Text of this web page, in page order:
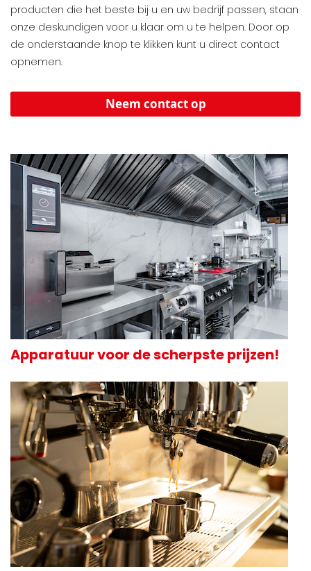
producten die het beste bij u en uw bedrijf passen, staan
onze deskundigen voor u klaar om u te helpen. Door op
de onderstaande knop te klikken kunt u direct contact
opnemen.
Neem contact op
Apparatuur voor de scherpste prijzen!